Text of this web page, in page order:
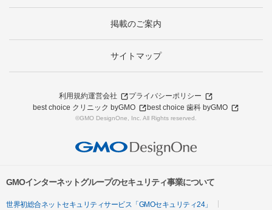
掲載のご案内
サイトマップ
利用規約運営会社
プライバシーポリシー
best choice クリニック byGMO
best choice 歯科 byGMO
©GMO DesignOne, Inc. All Rights reserved.
GMOインターネットグループのセキュリティ事業について
世界初総合ネットセキュリティサービス「GMOセキュリティ24」